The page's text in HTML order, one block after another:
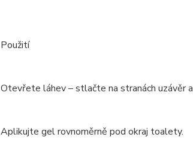
Použití
Otevřete láhev – stlačte na stranách uzávěr
Aplikujte gel rovnoměrně pod okraj toalety.